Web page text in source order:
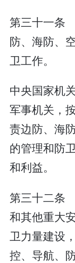
第三十一条
防、海防、
卫工作。
中央国家机
军事机关，
责边防、海
的管理和防
和利益。
第三十二条
和其他重大
卫力量建设
控、导航、